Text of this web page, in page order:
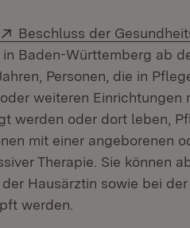
Extern:
Beschluss der
Baden-Württemberg ab
Personen, die in
weiteren Einrichtungen
werden oder dort leben,
mit einer angeborenen
Therapie. Sie können
Hausärztin sowie bei
werden.